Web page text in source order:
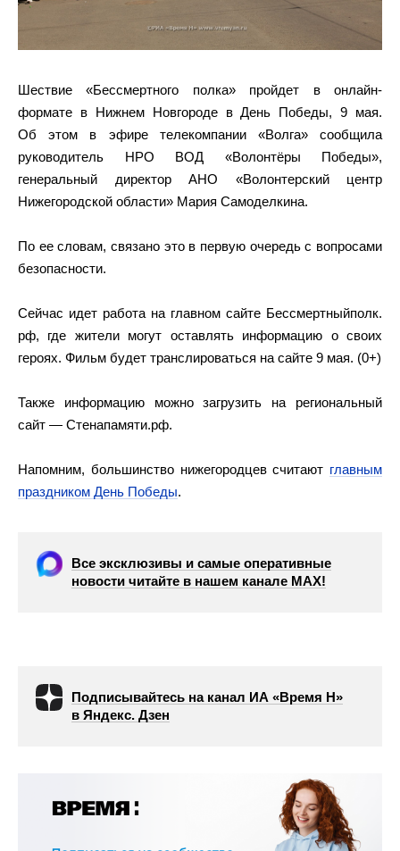
Шествие «Бессмертного полка» пройдет в онлайн-
формате в Нижнем Новгороде в День Победы, 9 мая.
Об этом в эфире телекомпании «Волга» сообщила
руководитель НРО ВОД «Волонтёры Победы»,
генеральный директор АНО «Волонтерский центр
Нижегородской области» Мария Самоделкина.
По ее словам, связано это в первую очередь с вопросами
безопасности.
Сейчас идет работа на главном сайте Бессмертныйполк.
рф, где жители могут оставлять информацию о своих
героях. Фильм будет транслироваться на сайте 9 мая. (0+)
Также информацию можно загрузить на региональный
сайт — Стенапамяти.рф.
Напомним, большинство нижегородцев считают главным
праздником День Победы.
Все эксклюзивы и самые оперативные
новости читайте в нашем канале МАХ!
Подписывайтесь на канал ИА «Время Н»
в Яндекс. Дзен